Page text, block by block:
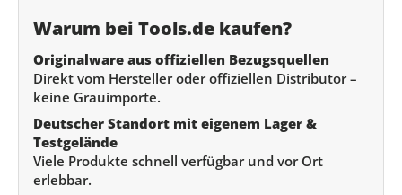
Warum bei Tools.de kaufen?
Originalware aus offiziellen Bezugsquellen
Direkt vom Hersteller oder offiziellen Distributor –
keine Grauimporte.
Deutscher Standort mit eigenem Lager &
Testgelände
Viele Produkte schnell verfügbar und vor Ort
erlebbar.